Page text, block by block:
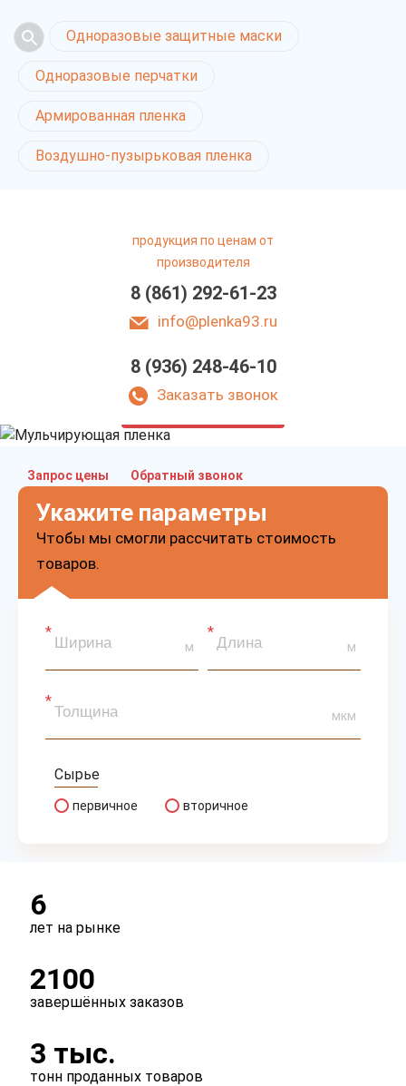
Одноразовые защитные маски
Одноразовые перчатки
Армированная пленка
Воздушно-пузырьковая пленка
продукция по ценам от
производителя
8 (861) 292-61-23
info@plenka93.ru
8 (936) 248-46-10
Заказать звонок
Мульчирующая пленка
в Краснодаре
Запрос цены Обратный звонок
Укажите параметры
Чтобы мы смогли рассчитать стоимость
товаров.
м м
мкм
Сырье
первичное вторичное
6
лет на рынке
2100
завершённых заказов
3 тыс.
тонн проданных товаров